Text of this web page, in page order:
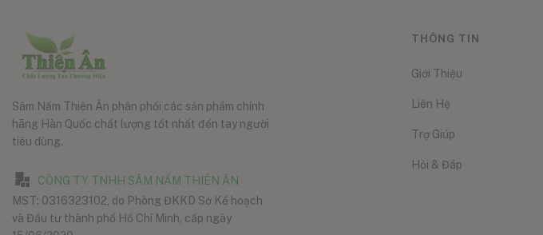
Sâm Nấm Thiên Ân phân phối các sản phẩm chính
hãng Hàn Quốc chất lượng tốt nhất đến tay người
tiêu dùng.
CÔNG TY TNHH SÂM NẤM THIÊN ÂN
MST: 0316323102, do Phòng ĐKKD Sở Kế hoạch
và Đầu tư thành phố Hồ Chí Minh, cấp ngày
THÔNG TIN
Giới Thiệu
Liên Hệ
Trợ Giúp
Hỏi & Đáp